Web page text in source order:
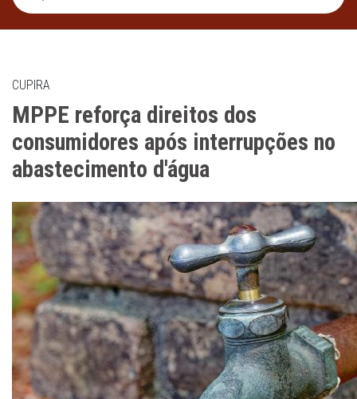
CUPIRA
MPPE reforça direitos dos
consumidores após interrupções no
abastecimento d'água